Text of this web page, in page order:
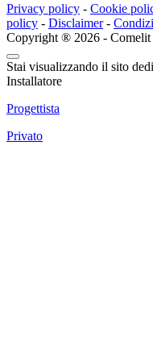
Privacy policy - Cookie
policy - Disclaimer-
Copyright ® 2026 -
Stai visualizzando il sito
Installatore
Progettista
Privato